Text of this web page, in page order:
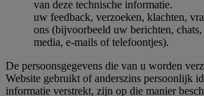
van deze technische informatie.
uw feedback, verzoeken, klachten,
ons (bijvoorbeeld uw berichten,
media, e-mails of telefoontjes).
De persoonsgegevens die van u worden
Website gebruikt of anderszins persoonlijk
informatie verstrekt, zijn op die manier